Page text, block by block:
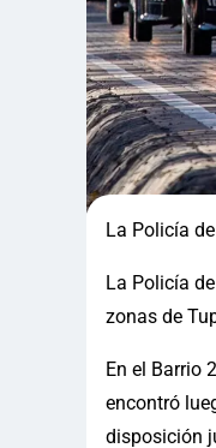
La Policía
La Policía
zonas de
En el Barrio
encontró
disposición